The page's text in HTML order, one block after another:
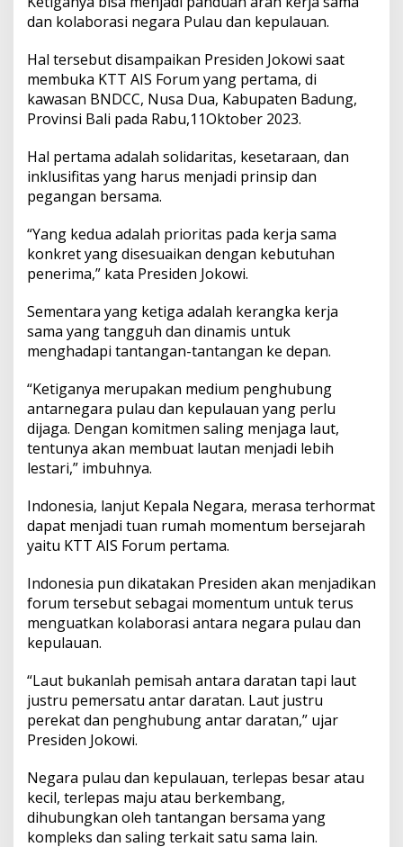
s
m
a
u
n
t
k
H
a
p
i
M
s
a
l
a
dan kolaborasi negara Pulau dan kepulauan.
Hal tersebut disampaikan Presiden Jokowi saat
membuka KTT AIS Forum yang pertama, di
kawasan BNDCC, Nusa Dua, Kabupaten Badung,
Provinsi Bali pada Rabu,11Oktober 2023.
Hal pertama adalah solidaritas, kesetaraan, dan
inklusifitas yang harus menjadi prinsip dan
pegangan bersama.
“Yang kedua adalah prioritas pada kerja sama
konkret yang disesuaikan dengan kebutuhan
penerima,” kata Presiden Jokowi.
Sementara yang ketiga adalah kerangka kerja
sama yang tangguh dan dinamis untuk
menghadapi tantangan-tantangan ke depan.
“Ketiganya merupakan medium penghubung
antarnegara pulau dan kepulauan yang perlu
dijaga. Dengan komitmen saling menjaga laut,
tentunya akan membuat lautan menjadi lebih
lestari,” imbuhnya.
Indonesia, lanjut Kepala Negara, merasa terhormat
dapat menjadi tuan rumah momentum bersejarah
yaitu KTT AIS Forum pertama.
Indonesia pun dikatakan Presiden akan menjadikan
forum tersebut sebagai momentum untuk terus
menguatkan kolaborasi antara negara pulau dan
kepulauan.
“Laut bukanlah pemisah antara daratan tapi laut
justru pemersatu antar daratan. Laut justru
perekat dan penghubung antar daratan,” ujar
Presiden Jokowi.
Negara pulau dan kepulauan, terlepas besar atau
kecil, terlepas maju atau berkembang,
dihubungkan oleh tantangan bersama yang
kompleks dan saling terkait satu sama lain.